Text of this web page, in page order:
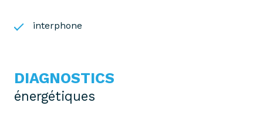
interphone
DIAGNOSTICS
énergétiques